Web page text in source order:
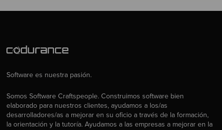
Software es nuestra pasión.
Somos Software Craftspeople. Construimos software bien
elaborado para nuestros clientes, ayudamos a los/as
desarrolladores/as a mejorar en su oficio a través de la formación,
la orientación y la tutoría. Ayudamos a las empresas a mejorar en la